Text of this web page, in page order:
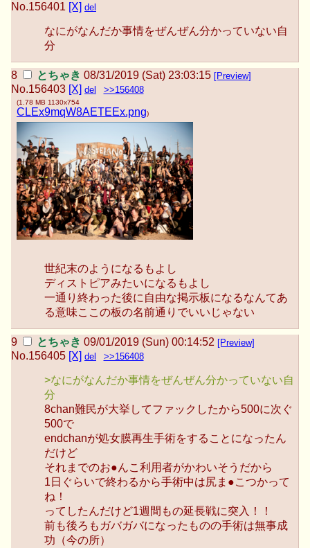
No.156401 [X] del
なにがなんだか事情をぜんぜん分かっていない自
分
とちゃき 08/31/2019 (Sat) 23:03:15 [Preview]
No.156403 [X] del >>156408
(1.78 MB 1130x754
CLEx9mqW8AETEEx.png)
世紀末のようになるもよし
ディストピアみたいになるもよし
一通り終わった後に自由な掲示板になるなんてあ
る意味ここの板の名前通りでいいじゃない
とちゃき 09/01/2019 (Sun) 00:14:52 [Preview]
No.156405 [X] del >>156408
>なにがなんだか事情をぜんぜん分かっていない自
分
8chan難民が大挙してファックしたから500に次ぐ
500で
endchanが処女膜再生手術をすることになったん
だけど
それまでのお●んこ利用者がかわいそうだから
1日ぐらいで終わるから手術中は尻ま●こつかって
ね！
ってしたんだけど1週間もの延長戦に突入！！
前も後ろもガバガバになったものの手術は無事成
功（今の所）